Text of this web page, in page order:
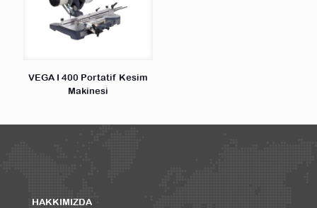
VEGA I 400 Portatif Kesim
Makinesi
HAKKIMIZDA